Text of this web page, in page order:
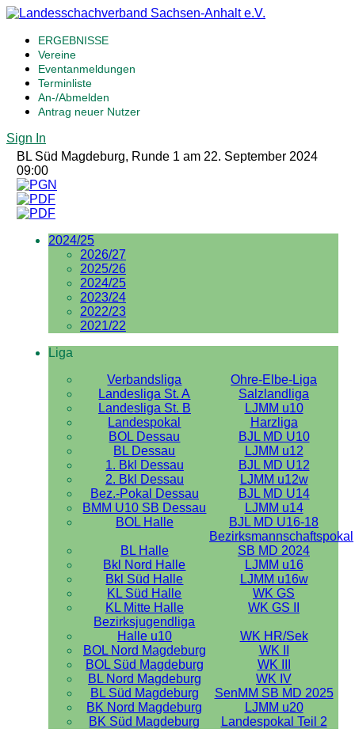
ERGEBNISSE
Vereine
Eventanmeldungen
Terminliste
An-/Abmelden
Antrag neuer Nutzer
Sign In
BL Süd Magdeburg, Runde 1 am 22. September 2024
09:00
2024/25
2026/27
2025/26
2024/25
2023/24
2022/23
2021/22
Liga
Verbandsliga
Ohre-Elbe-Liga
Landesliga St. A
Salzlandliga
Landesliga St. B
LJMM u10
Landespokal
Harzliga
BOL Dessau
BJL MD U10
BL Dessau
LJMM u12
1. Bkl Dessau
BJL MD U12
2. Bkl Dessau
LJMM u12w
Bez.-Pokal Dessau
BJL MD U14
BMM U10 SB Dessau
LJMM u14
BOL Halle
BJL MD U16-18
BL Halle
Bezirksmannschaftspokal
SB MD 2024
Bkl Nord Halle
LJMM u16
Bkl Süd Halle
LJMM u16w
KL Süd Halle
WK GS
KL Mitte Halle
WK GS II
Bezirksjugendliga
Halle u10
WK HR/Sek
BOL Nord Magdeburg
WK II
BOL Süd Magdeburg
WK III
BL Nord Magdeburg
WK IV
BL Süd Magdeburg
SenMM SB MD 2025
BK Nord Magdeburg
LJMM u20
BK Süd Magdeburg
Landespokal Teil 2